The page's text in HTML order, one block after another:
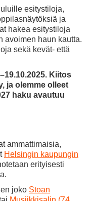
esitystiloja,
ja
hakea esitystiloja
avoimen haun kautta.
sekä kevät- että
Kiitos
ja olemme olleet
haku avautuu
ammattimaisia,
Helsingin kaupungin
erityisesti
joko Stoan